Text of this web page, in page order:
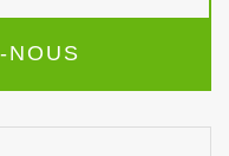
NOUS